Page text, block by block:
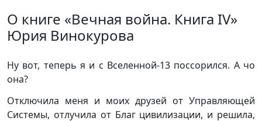
О книге «Вечная война. Книга IV»
Юрия Винокурова
Ну вот, теперь я и с Вселенной-13 поссорился. А чо
она?
Отключила меня и моих друзей от Управляющей
Системы, отлучила от Благ цивилизации, и решила,